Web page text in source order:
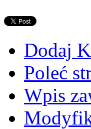
Dodaj
Poleć
Wpis